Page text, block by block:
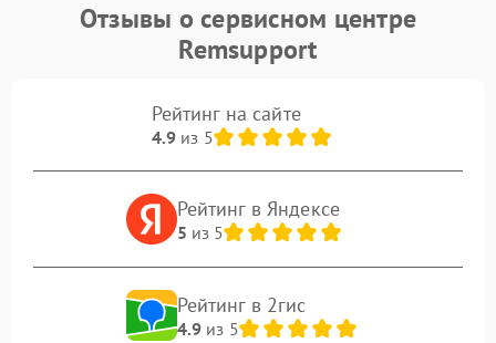
Отзывы о сервисном центре
Remsupport
Рейтинг на сайте
4.9из 5
Рейтинг в Яндексе
5 из 5
Рейтинг в 2гис
4.9из 5